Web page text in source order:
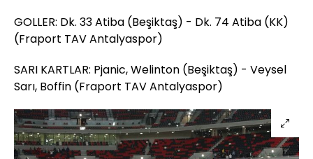
GOLLER: Dk. 33 Atiba (Beşiktaş) - Dk. 74 Atiba (KK)
(Fraport TAV Antalyaspor)
SARI KARTLAR: Pjanic, Welinton (Beşiktaş) - Veysel
Sarı, Boffin (Fraport TAV Antalyaspor)